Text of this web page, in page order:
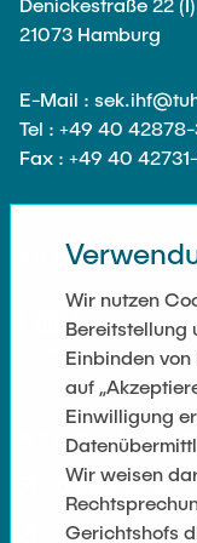
Omar Jabi
Sarah Klass
Dominik Langer
Rasmus Mentzer
Philip Riege
Marvin Ruppik
Jan-Joshua
Bartosz Tegowski
Frederik Vollmer
Nico Weiß
Ausstattung des
Feinmechanik
21073 Hamburg
E-Mail :
Tel : +49 40 42878-
Fax : +49 40
SOZIALE
Datenschutz
Impressum
Wir nutzen
Bereitstellung
Einbinden
auf
Einwilligung
Wir weisen
Gerichtshofs